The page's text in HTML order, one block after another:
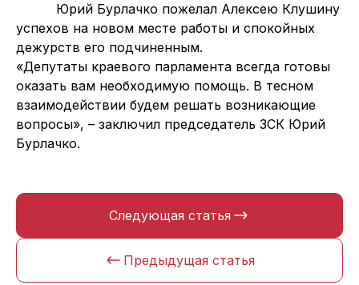
Юрий Бурлачко пожелал Алексею Клушину
успехов на новом месте работы и спокойных
дежурств его подчиненным.
«Депутаты краевого парламента всегда готовы
оказать вам необходимую помощь. В тесном
взаимодействии будем решать возникающие
вопросы», – заключил председатель ЗСК Юрий
Бурлачко.
Предыдущая статья
Следующая статья